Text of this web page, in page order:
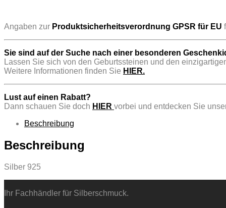
Angaben zur Produktsicherheitsverordnung GPSR für EU
Sie sind auf der Suche nach einer besonderen
Lassen Sie sich von den Geburtssteinen und den
Weitere Informationen finden Sie HIER.
Lust auf einen Rabatt?
Dann schauen Sie doch HIER vorbei und entdecken Sie
Beschreibung
Beschreibung
Silber 925
Ihr Fachhändler für Silberschmuck.